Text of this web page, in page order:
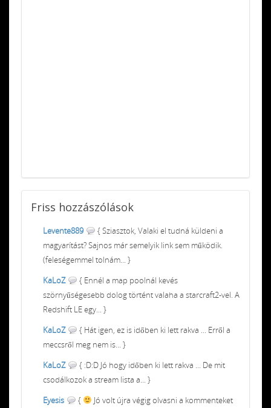
Friss hozzászólások
Levente889
{ Sziasztok, Valaki el tudná küldeni a
magyarítást? Sajnos már semelyik link sem működik.
(feleségemmel tolnám... }
KaLoZ
{ Ennél a map poolnál kevés
szörnyűségesebb dolog történt valaha a starcraft2-vel. A
Redshift LE egy... }
KaLoZ
{ Hát igen, ez is időben ki lett rakva ... Erről a
meccsről meg nem is... }
KaLoZ
{ :D:D Jó hogy időben ki lett rakva ... De mit
csodálkozok a stream lista a... }
Eyesis
{
Jó volt újra végig olvasni a kommenteket